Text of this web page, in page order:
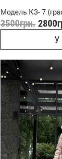
Модель КЗ- 7
3500грн. 2800